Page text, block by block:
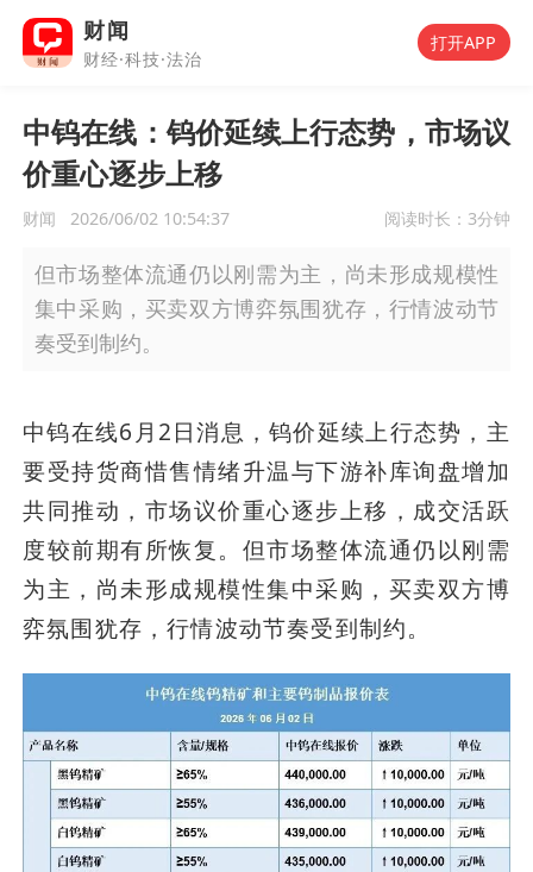
财闻
财经·科技·法治
打开APP
中钨在线：钨价延续上行态势，市场议
价重心逐步上移
财闻 2026/06/02 10:54:37 阅读时长： 3分钟
但市场整体流通仍以刚需为主，尚未形成规模性
集中采购，买卖双方博弈氛围犹存，行情波动节
奏受到制约。
中钨在线6月2日消息，钨价延续上行态势，主
要受持货商惜售情绪升温与下游补库询盘增加
共同推动，市场议价重心逐步上移，成交活跃
度较前期有所恢复。但市场整体流通仍以刚需
为主，尚未形成规模性集中采购，买卖双方博
弈氛围犹存，行情波动节奏受到制约。